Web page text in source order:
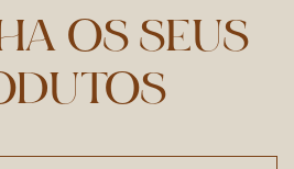
OS SEUS